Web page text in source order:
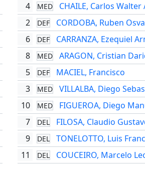
4 MED CHAILE, Carlos Walter
2 DEF CORDOBA, Ruben
6 DEF
CARRANZA, Ezequiel
8
MED
ARAGON, Cristian
5
DEF
MACIEL, Francisco
3
MED VILLALBA, Diego
10 MED FIGUEROA, Diego
7 DEL
FILOSA, Claudio
9
DEL
TONELOTTO, Luis
11
DEL COUCEIRO, Marcelo